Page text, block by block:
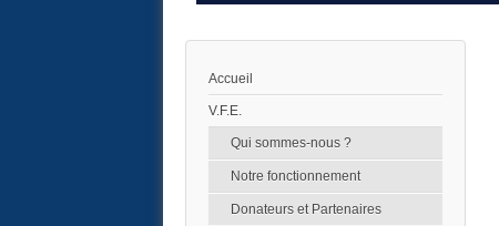
Accueil
V.F.E.
Qui sommes-nous ?
Notre fonctionnement
Donateurs et Partenaires